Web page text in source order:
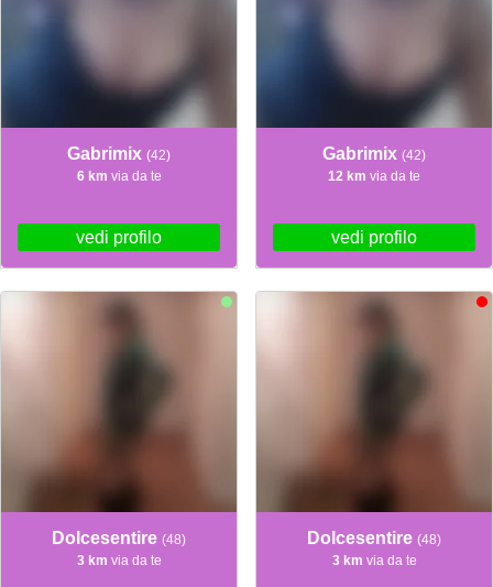
Gabrimix (42)
6 km via da te
vedi profilo
Dolcesentire (48)
3 km via da te
Gabrimix (42)
12 km via da te
vedi profilo
Dolcesentire (48)
3 km via da te